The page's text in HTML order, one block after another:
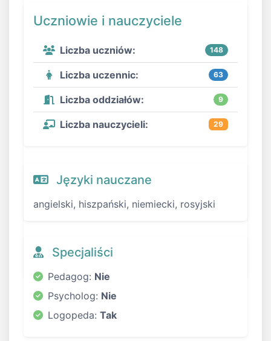
Uczniowie i nauczyciele
Liczba uczniów: 148
Liczba uczennic: 63
Liczba oddziałów: 9
Liczba nauczycieli: 29
Języki nauczane
angielski, hiszpański, niemiecki, rosyjski
Specjaliści
Pedagog: Nie
Psycholog: Nie
Logopeda: Tak